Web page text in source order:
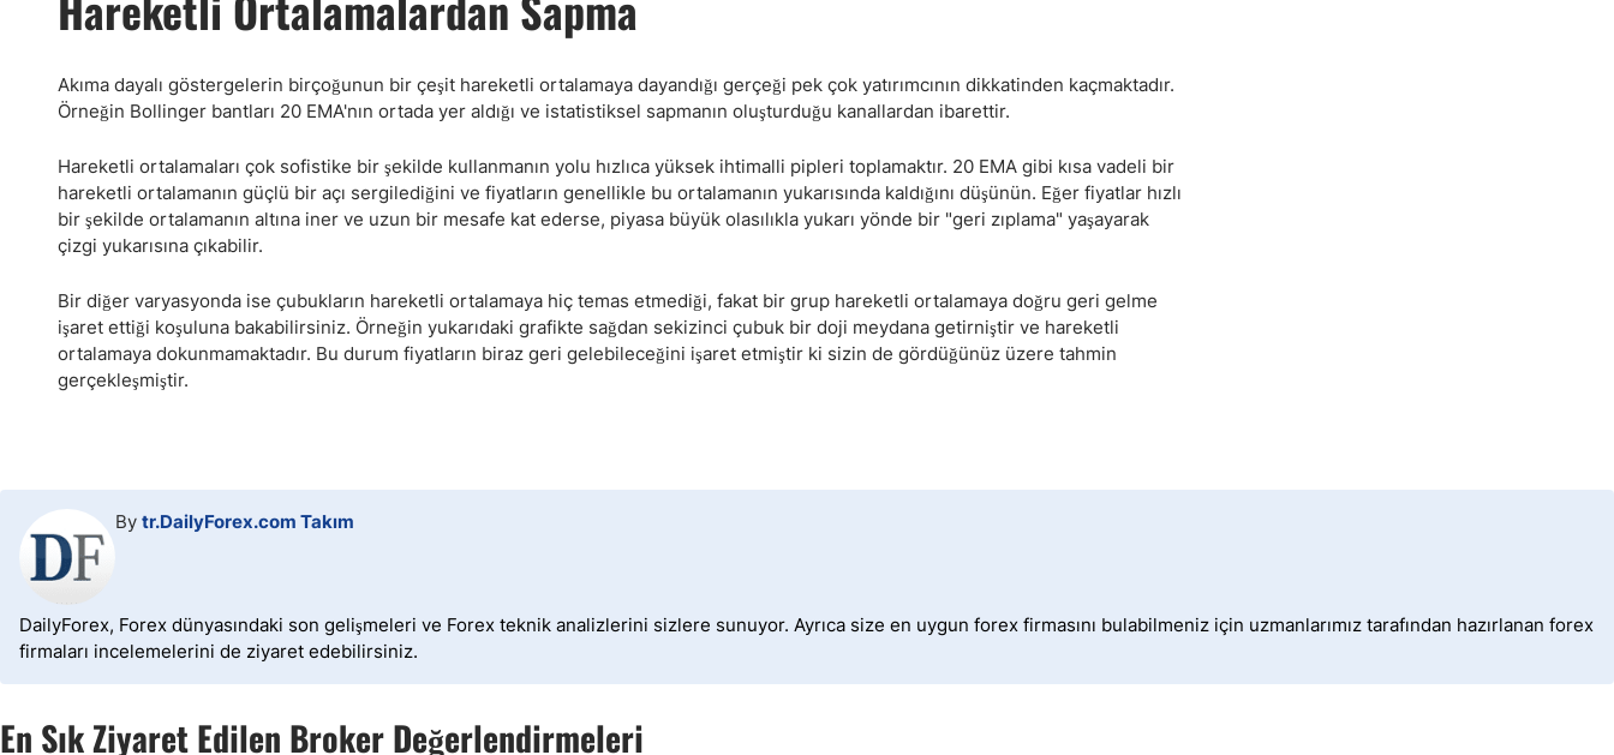
Akıma dayalı göstergelerin birçoğunun bir çeşit hareketli ortalamaya dayandığı gerçeği pek çok yatırımcının dikkatinden kaçmaktadır.
Örneğin Bollinger bantları 20 EMA'nın ortada yer aldığı ve istatistiksel sapmanın oluşturduğu kanallardan ibarettir.
Hareketli ortalamaları çok sofistike bir şekilde kullanmanın yolu hızlıca yüksek ihtimalli pipleri toplamaktır. 20 EMA gibi kısa vadeli bir
hareketli ortalamanın güçlü bir açı sergilediğini ve fiyatların genellikle bu ortalamanın yukarısında kaldığını düşünün. Eğer fiyatlar hızlı
bir şekilde ortalamanın altına iner ve uzun bir mesafe kat ederse, piyasa büyük olasılıkla yukarı yönde bir "geri zıplama" yaşayarak
çizgi yukarısına çıkabilir.
Bir diğer varyasyonda ise çubukların hareketli ortalamaya hiç temas etmediği, fakat bir grup hareketli ortalamaya doğru geri gelme
işaret ettiği koşuluna bakabilirsiniz. Örneğin yukarıdaki grafikte sağdan sekizinci çubuk bir doji meydana getirniştir ve hareketli
ortalamaya dokunmamaktadır. Bu durum fiyatların biraz geri gelebileceğini işaret etmiştir ki sizin de gördüğünüz üzere tahmin
gerçekleşmiştir.
By tr.DailyForex.com Takım
DailyForex, Forex dünyasındaki son gelişmeleri ve Forex teknik analizlerini sizlere sunuyor. Ayrıca size en uygun forex firmasını bulabilmeniz için uzmanlarımız tarafından hazırlanan forex
firmaları incelemelerini de ziyaret edebilirsiniz.
En Sık Ziyaret Edilen Broker Değerlendirmeleri